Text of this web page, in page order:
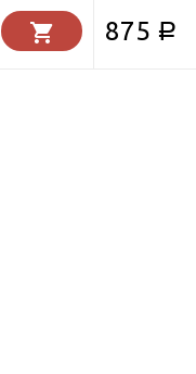
875 Р